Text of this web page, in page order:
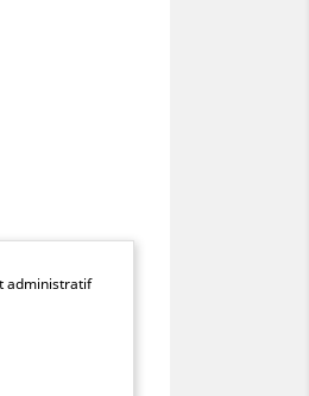
administratif